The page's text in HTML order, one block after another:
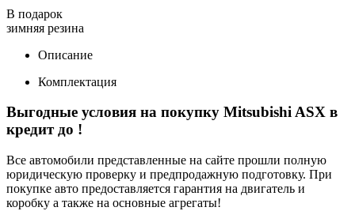
В подарок
зимняя резина
Описание
Комплектация
Выгодные условия на покупку Mitsubishi ASX в
кредит до !
Все автомобили представленные на сайте прошли полную
юридическую проверку и предпродажную подготовку. При
покупке авто предоставляется гарантия на двигатель и
коробку а также на основные агрегаты!